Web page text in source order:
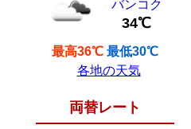
バンコク
34℃
最高36℃ 最低30℃
各地の天気
両替レート